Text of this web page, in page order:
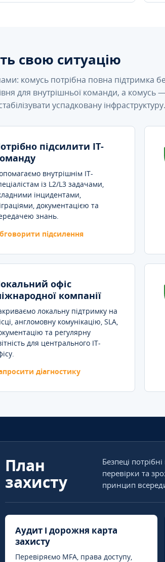
свою ситуацію
комусь потрібна повна підтримка
для внутрішньої команди, а комусь
успадковану інфраструктуру.
підсилити IT-
внутрішнім IT-
із L2/L3 задачами,
інцидентами,
документацією та
знань.
підсилення
офіс
компанії
локальну підтримку на
англомовну комунікацію, SLA,
та регулярну
для центрального IT-
діагностику
План
захисту
Безпеці
перевірки та
принцип
Аудит і дорожня карта
захисту
Перевіряємо MFA, права доступу,